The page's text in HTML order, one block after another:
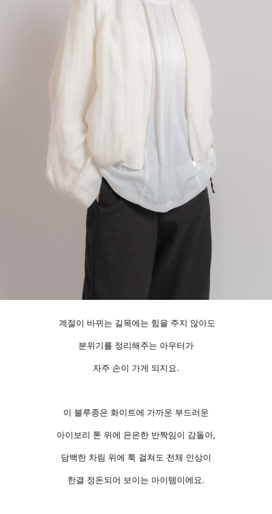
계절이 바뀌는 길목에는 힘을 주지 않아도
분위기를 정리해주는 아우터가
자주 손이 가게 되지요.
이 블루종은 화이트에 가까운 부드러운
아이보리 톤 위에 은은한 반짝임이 감돌아,
담백한 차림 위에 툭 걸쳐도 전체 인상이
한결 정돈되어 보이는 아이템이에요.